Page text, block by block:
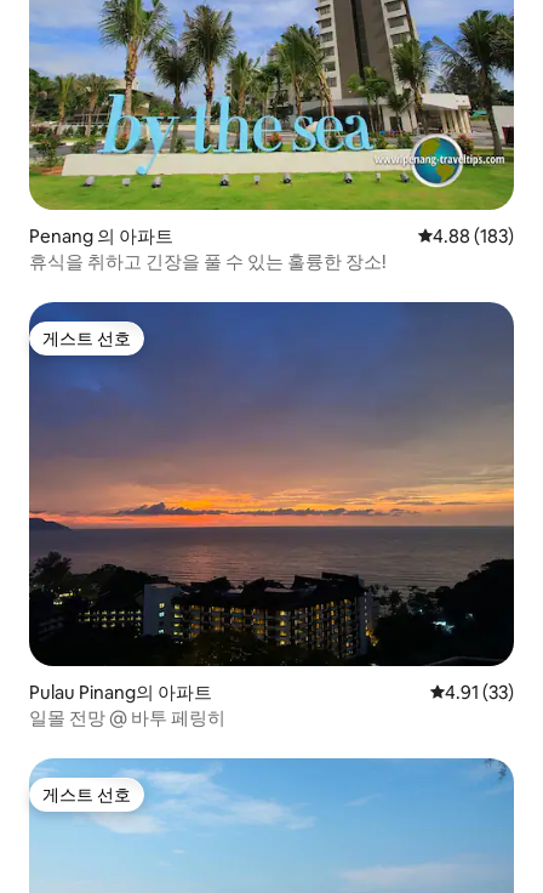
Penang 의 아파트 평점 4.88점(5
4.88 (183)
휴식을 취하고 긴장을 풀 수 있는 훌륭한 장소!
게스트 선호
게스트 선호
Pulau Pinang의 아파트 평점 4.91점
4.91 (33)
일몰 전망 @ 바투 페링히
게스트 선호
게스트 선호